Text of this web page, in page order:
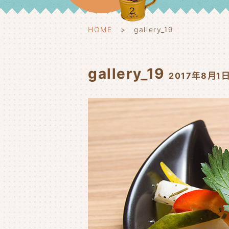
HOME gallery_19
gallery_19 2017年8月1